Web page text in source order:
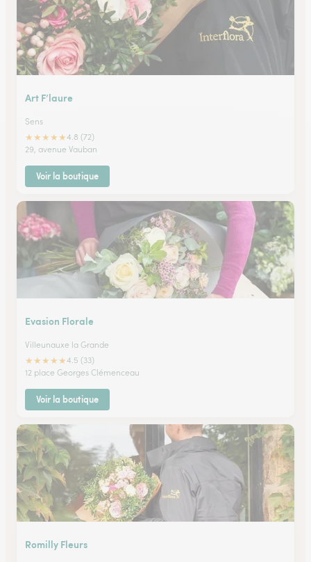
Art F’laure
Sens
★★★★★4.8 (72)
29, avenue Vauban
Voir la boutique
Evasion Florale
Villeunauxe la Grande
★★★★★4.5 (33)
12 place Georges Clémenceau
Voir la boutique
Romilly Fleurs